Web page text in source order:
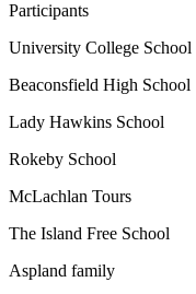
Participants
University College School
Beaconsfield High School
Lady Hawkins School
Rokeby School
McLachlan Tours
The Island Free School
Aspland family